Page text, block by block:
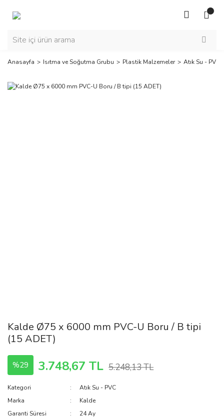
Anasayfa Isıtma ve Soğutma Grubu Plastik Malzemeler Atık Su - PVC
Kalde Ø75 x 6000 mm PVC-U Boru / B tipi
(15 ADET)
%29 3.748,67 TL 5.248,13 TL
Kategori
Atık Su - PVC
Marka
Kalde
Garanti Süresi
24 Ay